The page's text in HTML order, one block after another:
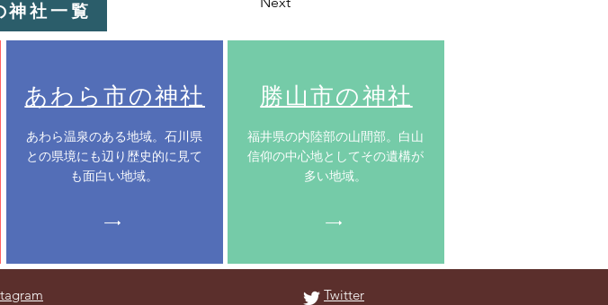
神社一覧
あわら市の神社
​あわら温泉のある地域。石川県
との県境にも辺り歴史的に見て
も面白い地域。
​勝山市の神社
​福井県の内陸部の山間部。白山
信仰の中心地としてその遺構が
多い地域。
Twitter